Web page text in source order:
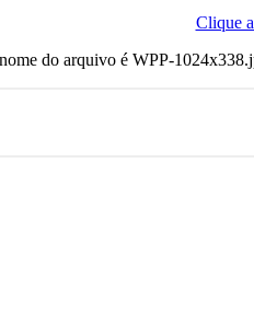
Clique